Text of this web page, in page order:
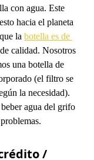
con agua. Este
hacia el planeta
la botella es de
calidad. Nosotros
una botella de
(el filtro se
la necesidad).
agua del grifo
/